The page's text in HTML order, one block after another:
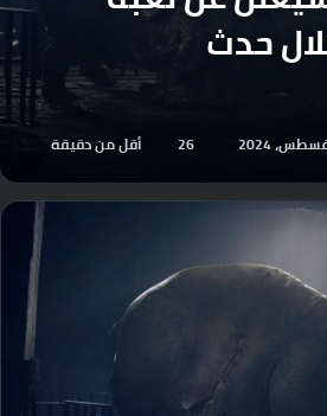
حدث
26 أقل من دقيقة